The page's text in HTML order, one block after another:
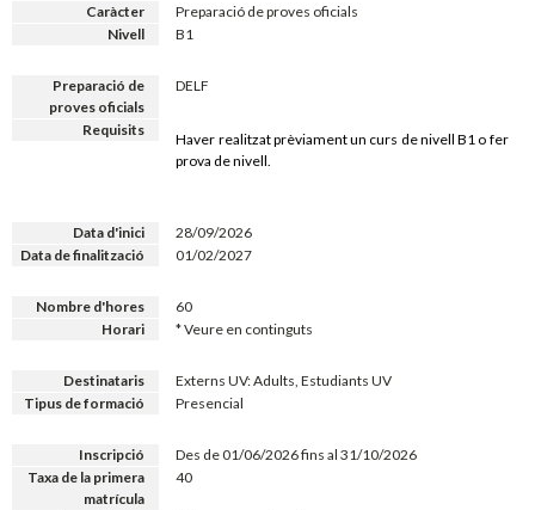
Caràcter
Preparació de proves oficials
Nivell
B1
Preparació de
proves oficials
DELF
Requisits
Haver realitzat prèviament un curs de nivell B1 o fer
prova de nivell.
Data d'inici
28/09/2026
Data de finalització
01/02/2027
Nombre d'hores
60
Horari
* Veure en continguts
Destinataris
Externs UV: Adults, Estudiants UV
Tipus de formació
Presencial
Inscripció
Des de 01/06/2026 fins al 31/10/2026
Taxa de la primera
matrícula
40